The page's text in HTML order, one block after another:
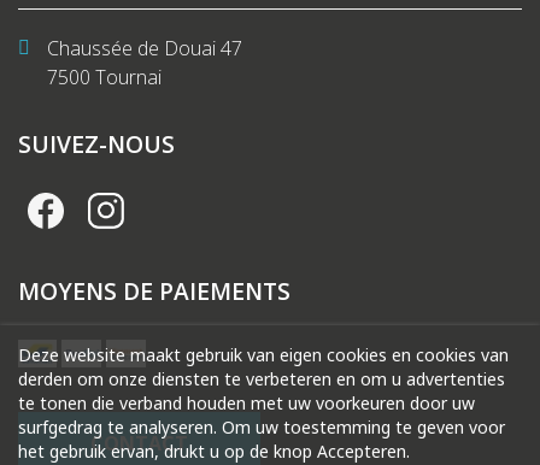
Chaussée de Douai 47
7500 Tournai
Deze website maakt gebruik van eigen cookies en cookies van
derden om onze diensten te verbeteren en om u advertenties
te tonen die verband houden met uw voorkeuren door uw
surfgedrag te analyseren. Om uw toestemming te geven voor
het gebruik ervan, drukt u op de knop Accepteren.
SUIVEZ-NOUS
MOYENS DE PAIEMENTS
CONTACT